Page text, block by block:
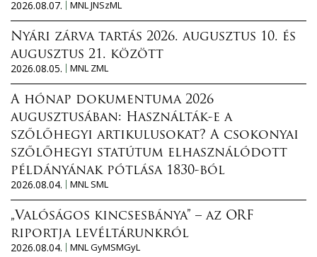
2026.08.07.
MNL JNSzML
Nyári zárva tartás 2026. augusztus 10. és
augusztus 21. között
2026.08.05.
MNL ZML
A hónap dokumentuma 2026
augusztusában: Használták-e a
szőlőhegyi artikulusokat? A csokonyai
szőlőhegyi statútum elhasználódott
példányának pótlása 1830-ból
2026.08.04.
MNL SML
„Valóságos kincsesbánya” – az ORF
riportja levéltárunkról
2026.08.04.
MNL GyMSMGyL